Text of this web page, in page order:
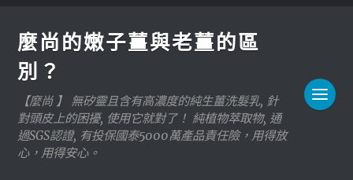
麼尚的嫩子薑與老薑的區
別？
【麼尚 】 無矽靈且含有高濃度的純生薑洗髮乳, 針
對頭皮上的困擾, 使用它就對了！ 純植物萃取物, 通
過SGS認證, 有投保國泰5000萬產品責任險，用得放
心，用得安心。